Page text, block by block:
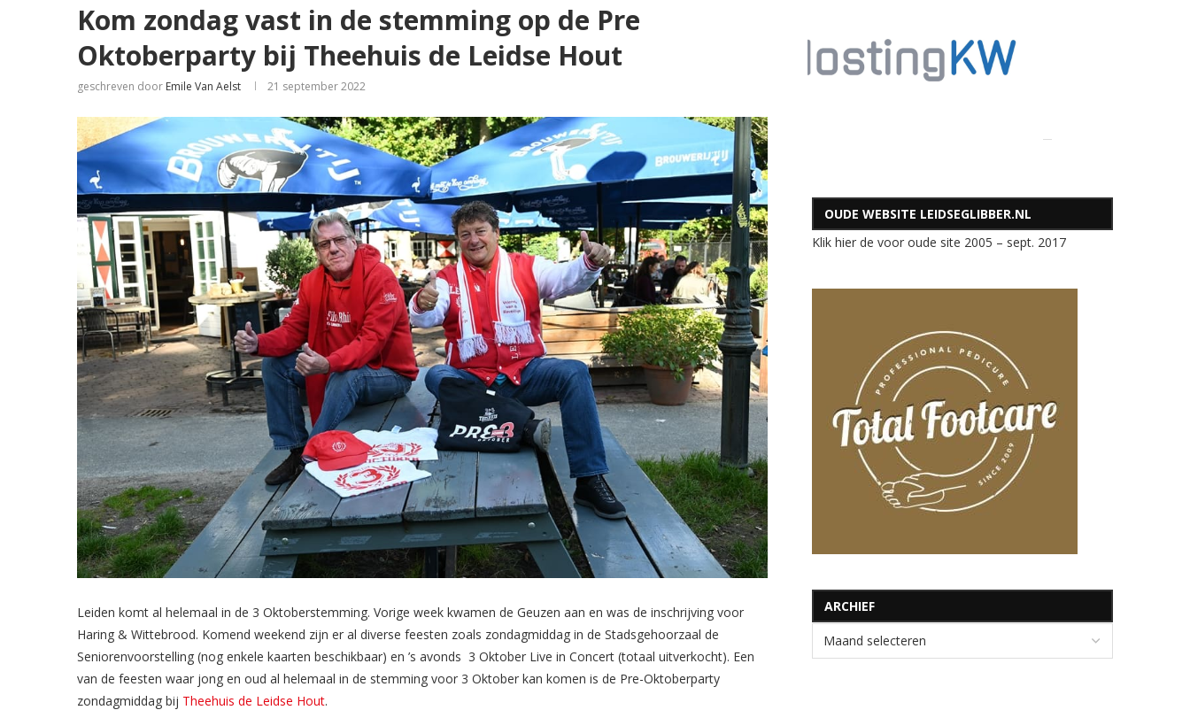
Kom zondag vast in de stemming op de Pre
Oktoberparty bij Theehuis de Leidse Hout
geschreven door Emile Van Aelst 21 september 2022
Leiden komt al helemaal in de 3 Oktoberstemming. Vorige week kwamen de Geuzen aan en was de inschrijving voor
Haring & Wittebrood. Komend weekend zijn er al diverse feesten zoals zondagmiddag in de Stadsgehoorzaal de
Seniorenvoorstelling (nog enkele kaarten beschikbaar) en ’s avonds 3 Oktober Live in Concert (totaal uitverkocht). Een
van de feesten waar jong en oud al helemaal in de stemming voor 3 Oktober kan komen is de Pre-Oktoberparty
zondagmiddag bij Theehuis de Leidse Hout.
OUDE WEBSITE LEIDSEGLIBBER.NL
Klik hier de voor oude site 2005 – sept. 2017
ARCHIEF